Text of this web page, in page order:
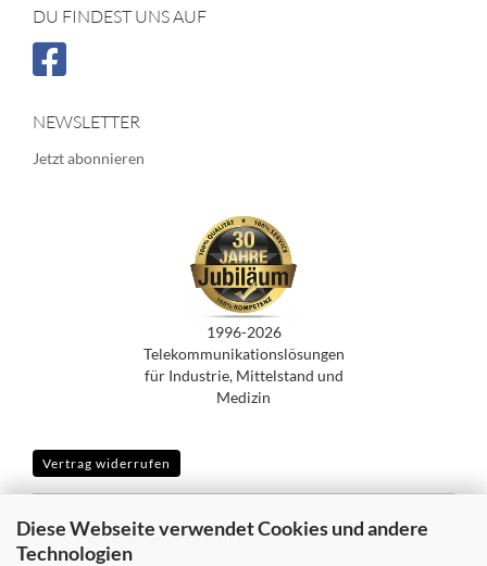
Diese Webseite verwendet Cookies und andere
Technologien
DU FINDEST UNS AUF
NEWSLETTER
Jetzt abonnieren
1996-2026
Telekommunikationslösungen
für Industrie, Mittelstand und
Medizin
Vertrag widerrufen
SICHER EINKAUFEN MIT